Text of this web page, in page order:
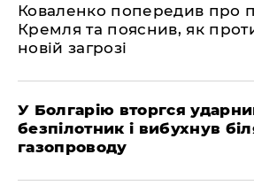
Коваленко попередив про
Кремля та пояснив, як
новій загрозі
У Болгарію вторгся
безпілотник і вибухнув
газопроводу